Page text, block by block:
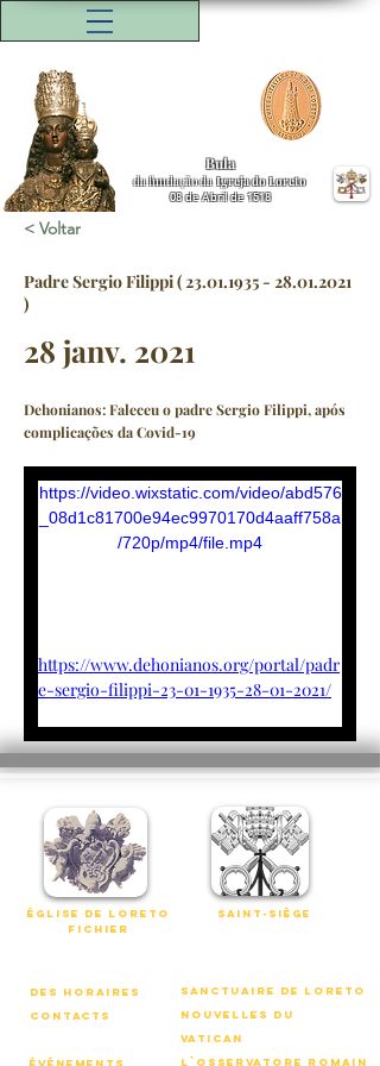
Bula
da fundação da Igreja do Loreto
08 de Abril de 1518
< Voltar
Padre Sergio Filippi (23.01.1935 - 28.01.2021
)
28 janv. 2021
Dehonianos: Faleceu o padre Sergio Filippi, após
complicações da Covid-19
https://video.wixstatic.com/video/abd576
_08d1c81700e94ec9970170d4aaff758a
/720p/mp4/file.mp4
https://www.dehonianos.org/portal/padr
e-sergio-filippi-23-01-1935-28-01-2021/
église de loreto
fichier
Saint-Siège
des horaires
Contacts
événements
Sanctuaire de Loreto
nouvelles du
vatican
l`osservatore romain